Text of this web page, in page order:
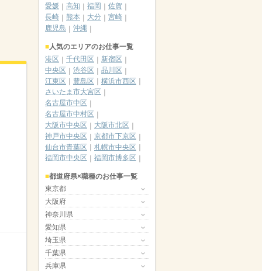
愛媛
高知 福岡
佐賀
長崎
熊本 大分
宮崎
鹿児島
沖縄
人気のエリアのお仕事一覧
港区
千代田区
新宿区
中央区
渋谷区
品川区
江東区
豊島区
横浜市西区
さいたま市大宮区
名古屋市中区
名古屋市中村区
大阪市中央区
大阪市北区
神戸市中央区
京都市下京区
仙台市青葉区
札幌市中央区
福岡市中央区
福岡市博多区
都道府県×職種のお仕事一覧
東京都
大阪府
神奈川県
愛知県
埼玉県
千葉県
兵庫県